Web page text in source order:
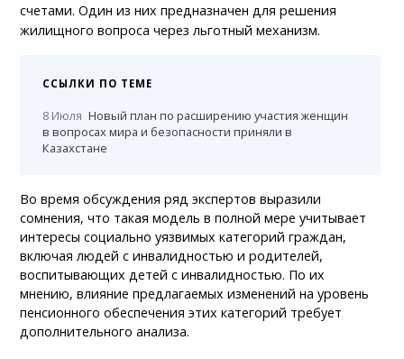
счетами. Один из них предназначен для решения
жилищного вопроса через льготный механизм.
ССЫЛКИ ПО ТЕМЕ
8 Июля Новый план по расширению участия женщин
в вопросах мира и безопасности приняли в
Казахстане
Во время обсуждения ряд экспертов выразили
сомнения, что такая модель в полной мере учитывает
интересы социально уязвимых категорий граждан,
включая людей с инвалидностью и родителей,
воспитывающих детей с инвалидностью. По их
мнению, влияние предлагаемых изменений на уровень
пенсионного обеспечения этих категорий требует
дополнительного анализа.